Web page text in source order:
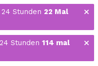
Stunden 22 Mal
Stunden 114 mal